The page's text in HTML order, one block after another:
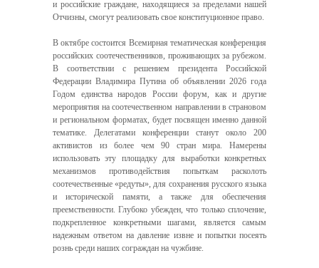
и российские граждане, находящиеся за пределами нашей
Отчизны, смогут реализовать свое конституционное право.
В октябре состоится Всемирная тематическая конференция
российских соотечественников, проживающих за рубежом.
В соответствии с решением президента Российской
Федерации Владимира Путина об объявлении 2026 года
Годом единства народов России форум, как и другие
мероприятия на соотечественном направлении в страновом
и региональном форматах, будет посвящен именно данной
тематике. Делегатами конференции станут около 200
активистов из более чем 90 стран мира. Намерены
использовать эту площадку для выработки конкретных
механизмов противодействия попыткам расколоть
соотечественные «редуты», для сохранения русского языка
и исторической памяти, а также для обеспечения
преемственности. Глубоко убежден, что только сплочение,
подкрепленное конкретными шагами, является самым
надежным ответом на давление извне и попытки посеять
рознь среди наших сограждан на чужбине.